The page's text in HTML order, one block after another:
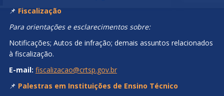
📌 Fiscalização
Para orientações e esclarecimentos sobre:
Notificações; Autos de infração; demais assuntos relacionados
à fiscalização.
E-mail: fiscalizacao@crtsp.gov.br
📌 Palestras em Instituições de Ensino Técnico